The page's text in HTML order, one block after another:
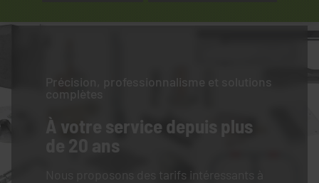
Précision, professionnalisme et solutions
complètes
À votre service depuis plus
de 20 ans
Nous proposons des tarifs intéressants à